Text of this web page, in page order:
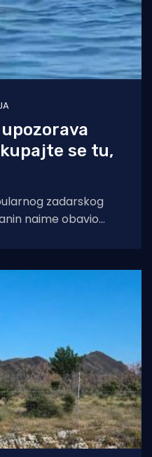
se tu,
zadarskog
naime obavio